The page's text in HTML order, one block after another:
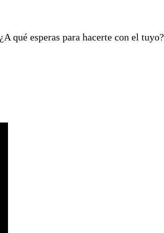
qué esperas para hacerte con el tuyo?